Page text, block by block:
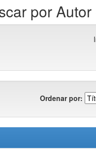
por
Ordenar por: